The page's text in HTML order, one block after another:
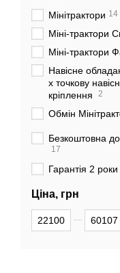
Мінітрактори 14
Міні-трактори
Міні-трактори
Навісне
х точкову
кріплення
2
Обмін
Безкоштовна
17
Гарантія 2 роки
Ціна, грн
Від Ціна, грн
До Ціна, грн